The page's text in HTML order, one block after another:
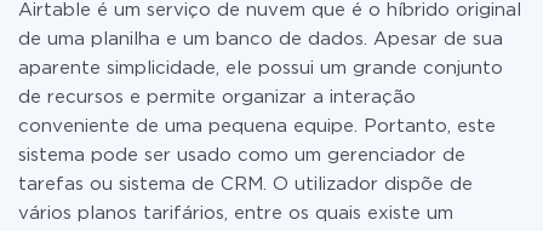
detalhes sobretarifas.
Airtable é um serviço de nuvem que é o híbrido original
de uma planilha e um banco de dados. Apesar de sua
aparente simplicidade, ele possui um grande conjunto
de recursos e permite organizar a interação
conveniente de uma pequena equipe. Portanto, este
sistema pode ser usado como um gerenciador de
tarefas ou sistema de CRM. O utilizador dispõe de
vários planos tarifários, entre os quais existe um